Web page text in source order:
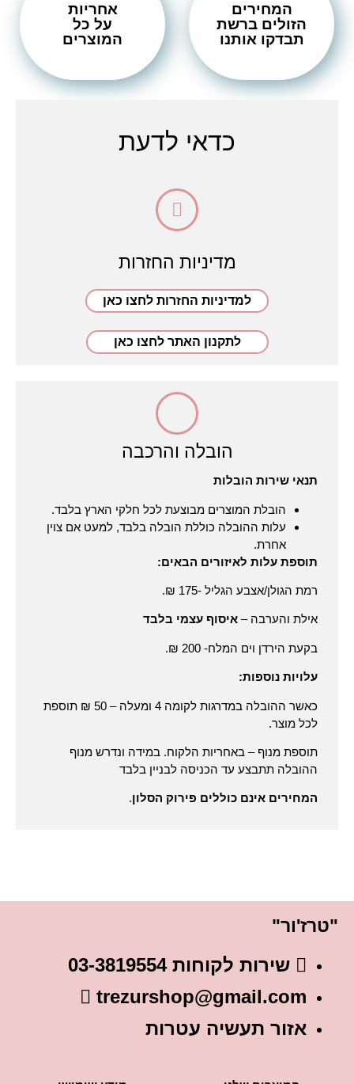
המחירים
הזולים ברשת
תבדקו אותנו
אחריות
על כל
המוצרים
כדאי לדעת
מדיניות החזרות
למדיניות החזרות לחצו כאן
לתקנון האתר לחצו כאן
הובלה והרכבה
תנאי שירות הובלות
הובלת המוצרים מבוצעת לכל חלקי הארץ בלבד.
עלות ההובלה כוללת הובלה בלבד, למעט אם צוין
אחרת.
תוספת עלות לאיזורים הבאים:
רמת הגולן/אצבע הגליל -175 ₪.
אילת והערבה – איסוף עצמי בלבד
בקעת הירדן וים המלח- 200 ₪.
עלויות נוספות:
כאשר ההובלה במדרגות לקומה 4 ומעלה – 50 ₪ תוספת
לכל מוצר.
תוספת מנוף – באחריות הלקוח. במידה ונדרש מנוף
ההובלה תתבצע עד הכניסה לבניין בלבד
המחירים אינם כוללים פירוק הסלון.
"טרז'ור"
שירות לקוחות 03-3819554
trezurshop@gmail.com
אזור תעשיה עטרות